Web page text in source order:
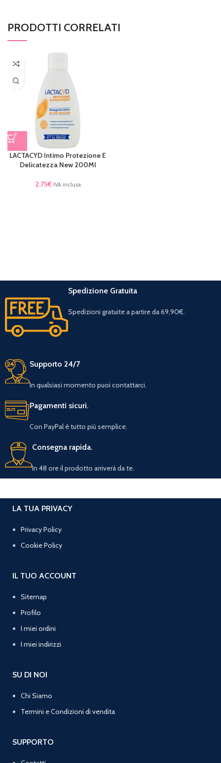
PRODOTTI CORRELATI
LACTACYD Intimo Protezione E
Delicatezza New 200Ml
2,75€ IVA inclusa
Spedizione Gratuita
Spedizioni gratuite a partire da 69,90€.
Supporto 24/7
In qualsiasi momento puoi contattarci.
Pagamenti sicuri.
Con PayPal è tutto più semplice.
Consegna rapida.
In 48 ore il prodotto arriverà da te.
LA TUA PRIVACY
Privacy Policy
Cookie Policy
IL TUO ACCOUNT
Sitemap
Profilo
I miei ordini
I miei indirizzi
SU DI NOI
Chi Siamo
Termini e Condizioni di vendita
SUPPORTO